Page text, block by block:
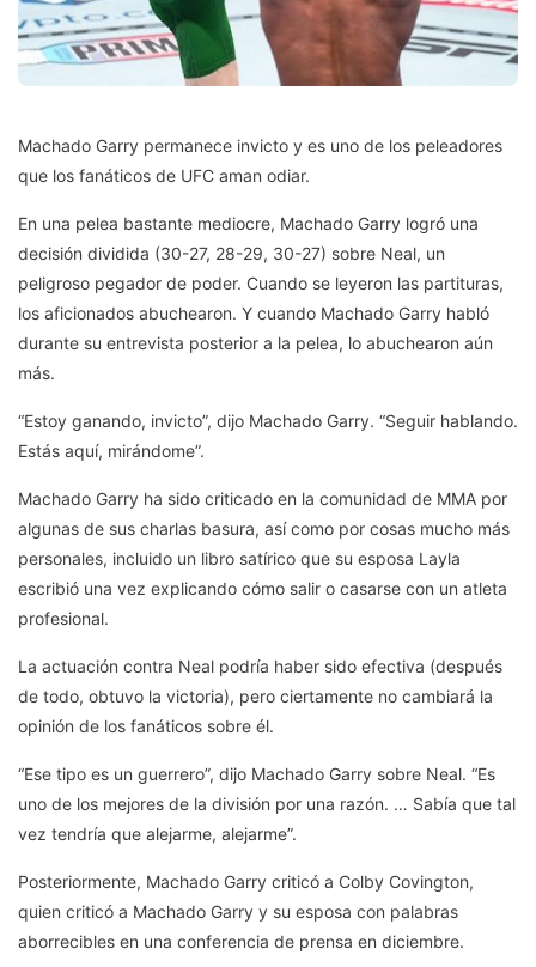
Machado Garry permanece invicto y es uno de los peleadores
que los fanáticos de UFC aman odiar.
En una pelea bastante mediocre, Machado Garry logró una
decisión dividida (30-27, 28-29, 30-27) sobre Neal, un
peligroso pegador de poder. Cuando se leyeron las partituras,
los aficionados abuchearon. Y cuando Machado Garry habló
durante su entrevista posterior a la pelea, lo abuchearon aún
más.
“Estoy ganando, invicto”, dijo Machado Garry. “Seguir hablando.
Estás aquí, mirándome”.
Machado Garry ha sido criticado en la comunidad de MMA por
algunas de sus charlas basura, así como por cosas mucho más
personales, incluido un libro satírico que su esposa Layla
escribió una vez explicando cómo salir o casarse con un atleta
profesional.
La actuación contra Neal podría haber sido efectiva (después
de todo, obtuvo la victoria), pero ciertamente no cambiará la
opinión de los fanáticos sobre él.
“Ese tipo es un guerrero”, dijo Machado Garry sobre Neal. “Es
uno de los mejores de la división por una razón. … Sabía que tal
vez tendría que alejarme, alejarme”.
Posteriormente, Machado Garry criticó a Colby Covington,
quien criticó a Machado Garry y su esposa con palabras
aborrecibles en una conferencia de prensa en diciembre.